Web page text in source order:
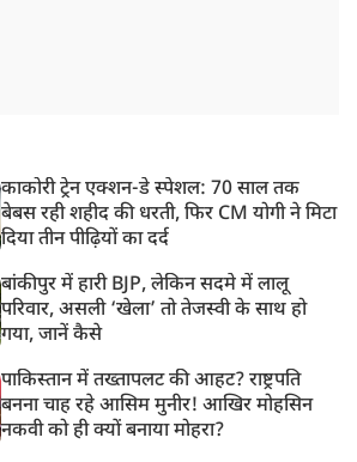
काकोरी ट्रेन एक्शन-डे स्पेशल: 70 साल तक
बेबस रही शहीद की धरती, फिर CM योगी ने मिटा
दिया तीन पीढ़ियों का दर्द
बांकीपुर में हारी BJP, लेकिन सदमे में लालू
परिवार, असली ‘खेला’ तो तेजस्वी के साथ हो
गया, जानें कैसे
पाकिस्तान में तख्तापलट की आहट? राष्ट्रपति
बनना चाह रहे आसिम मुनीर! आखिर मोहसिन
नकवी को ही क्यों बनाया मोहरा?